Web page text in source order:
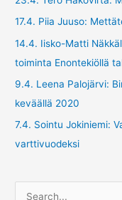
17.4. Piia Juuso:
14.4. Iisko-Matti
toiminta Enontekiöllä
9.4. Leena Palojärvi:
keväällä 2020
7.4. Sointu Jokiniemi:
varttivuodeksi